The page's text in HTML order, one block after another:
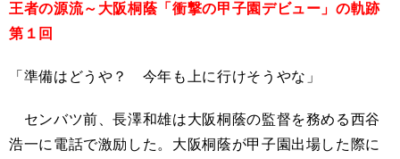
王者の源流～大阪桐蔭「衝撃の甲子園デビュー」の軌跡
第１回
「準備はどうや？ 今年も上に行けそうやな」
センバツ前、長澤和雄は大阪桐蔭の監督を務める西谷
浩一に電話で激励した。大阪桐蔭が甲子園出場した際に